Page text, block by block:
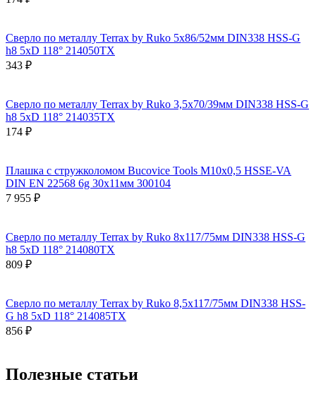
Сверло по металлу Terrax by Ruko 5x86/52мм DIN338 HSS-G
h8 5xD 118° 214050TX
343 ₽
Сверло по металлу Terrax by Ruko 3,5x70/39мм DIN338 HSS-G
h8 5xD 118° 214035TX
174 ₽
Плашка с стружколомом Bucovice Tools М10х0,5 HSSE-VA
DIN EN 22568 6g 30х11мм 300104
7 955 ₽
Сверло по металлу Terrax by Ruko 8x117/75мм DIN338 HSS-G
h8 5xD 118° 214080TX
809 ₽
Сверло по металлу Terrax by Ruko 8,5x117/75мм DIN338 HSS-
G h8 5xD 118° 214085TX
856 ₽
Полезные статьи